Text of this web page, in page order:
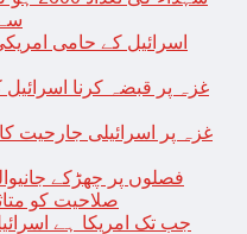
سے 11 لاکھ فلسطینیوں
غزہ پر قبضہ کرنا
فصلوں پر چھڑکے
صلاحیت کو
جب تک امریکا ہے